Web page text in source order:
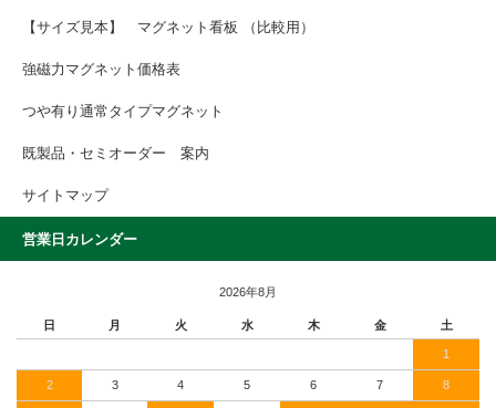
【サイズ見本】 マグネット看板 （比較用）
強磁力マグネット価格表
つや有り通常タイプマグネット
既製品・セミオーダー 案内
サイトマップ
営業日カレンダー
2026年8月
日 月 火 水 木 金 土
1
2 3 4 5 6 7 8